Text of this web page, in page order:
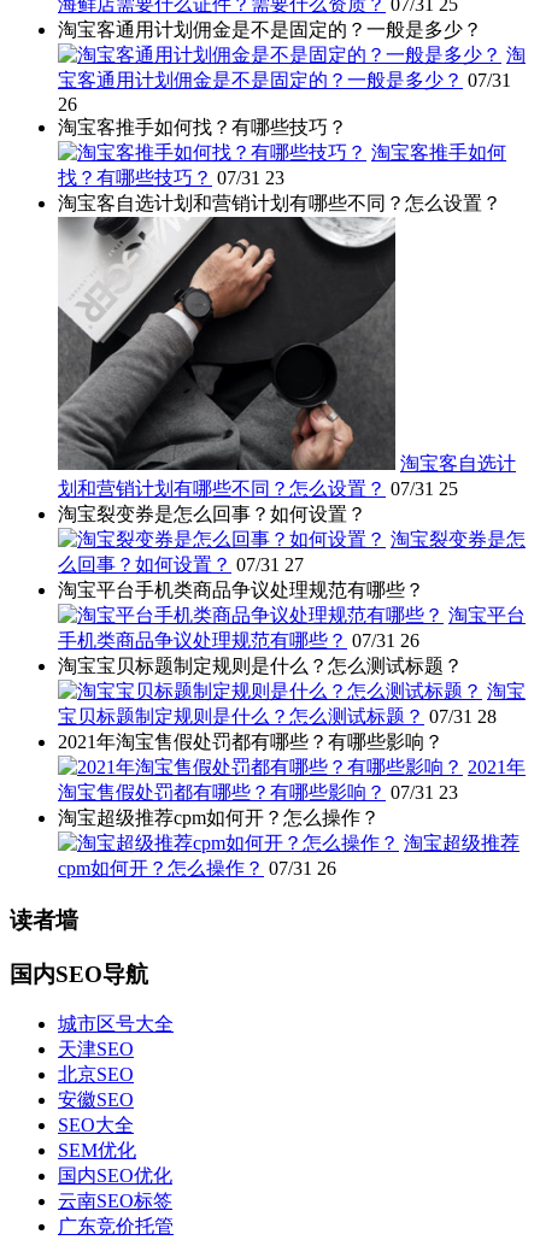
海鲜店需要什么证件？需要什么资质？ 07/31 25
淘宝客通用计划佣金是不是固定的？一般是多少？
淘
宝客通用计划佣金是不是固定的？一般是多少？ 07/31
26
淘宝客推手如何找？有哪些技巧？
淘宝客推手如何
找？有哪些技巧？ 07/31 23
淘宝客自选计划和营销计划有哪些不同？怎么设置？
淘宝客自选计
划和营销计划有哪些不同？怎么设置？ 07/31 25
淘宝裂变券是怎么回事？如何设置？
淘宝裂变券是怎
么回事？如何设置？ 07/31 27
淘宝平台手机类商品争议处理规范有哪些？
淘宝平台
手机类商品争议处理规范有哪些？ 07/31 26
淘宝宝贝标题制定规则是什么？怎么测试标题？
淘宝
宝贝标题制定规则是什么？怎么测试标题？ 07/31 28
2021年淘宝售假处罚都有哪些？有哪些影响？
2021年
淘宝售假处罚都有哪些？有哪些影响？ 07/31 23
淘宝超级推荐cpm如何开？怎么操作？
淘宝超级推荐
cpm如何开？怎么操作？ 07/31 26
读者墙
国内SEO导航
城市区号大全
天津SEO
北京SEO
安徽SEO
SEO大全
SEM优化
国内SEO优化
云南SEO标签
广东竞价托管